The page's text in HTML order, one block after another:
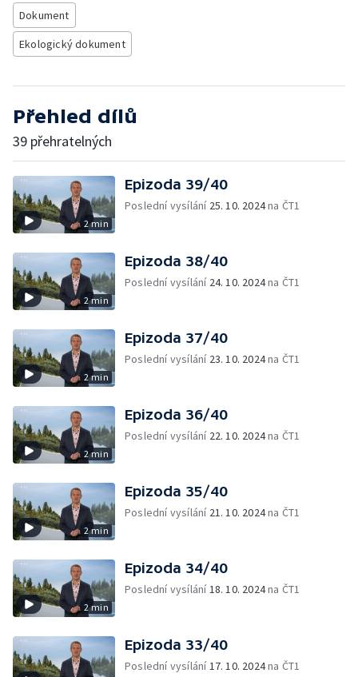
Dokument
Ekologický dokument
Přehled dílů
39 přehratelných
2 min
Epizoda 39/40
Poslední vysílání 25. 10. 2024na ČT1
2 min
Epizoda 38/40
Poslední vysílání 24. 10. 2024na ČT1
2 min
Epizoda 37/40
Poslední vysílání 23. 10. 2024na ČT1
2 min
Epizoda 36/40
Poslední vysílání 22. 10. 2024na ČT1
2 min
Epizoda 35/40
Poslední vysílání 21. 10. 2024na ČT1
2 min
Epizoda 34/40
Poslední vysílání18. 10. 2024na ČT1
Epizoda 33/40
Poslední vysílání17. 10. 2024na ČT1